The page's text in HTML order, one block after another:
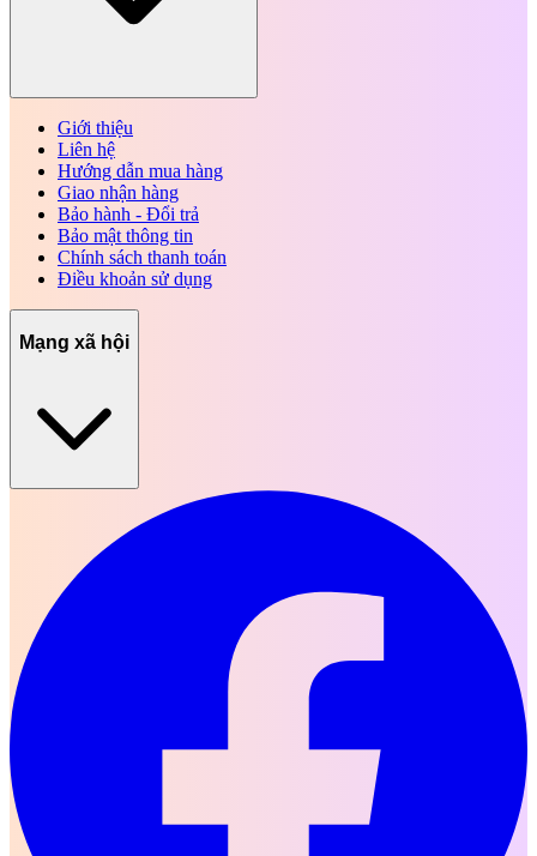
Giới thiệu
Liên hệ
Hướng dẫn mua hàng
Giao nhận hàng
Bảo hành - Đổi trả
Bảo mật thông tin
Chính sách thanh toán
Điều khoản sử dụng
Mạng xã hội